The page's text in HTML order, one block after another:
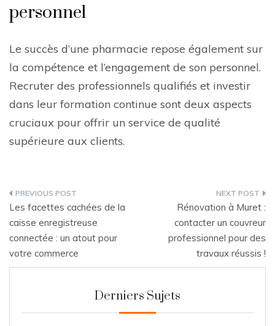
personnel
Le succès d’une pharmacie repose également sur
la compétence et l’engagement de son personnel.
Recruter des professionnels qualifiés et investir
dans leur formation continue sont deux aspects
cruciaux pour offrir un service de qualité
supérieure aux clients.
Post
navigation
Les facettes cachées de la
caisse enregistreuse
connectée : un atout pour
votre commerce
Rénovation à Muret :
contacter un couvreur
professionnel pour des
travaux réussis !
Derniers Sujets